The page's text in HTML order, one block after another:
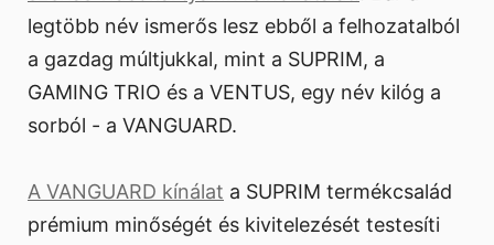
legtöbb név ismerős lesz ebből a felhozatalból
a gazdag múltjukkal, mint a SUPRIM, a
GAMING TRIO és a VENTUS, egy név kilóg a
sorból - a VANGUARD.
A VANGUARD kínálat a SUPRIM termékcsalád
prémium minőségét és kivitelezését testesíti